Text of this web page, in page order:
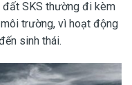
đất SKS thường đi kèm
trường, vì hoạt động
sinh thái.